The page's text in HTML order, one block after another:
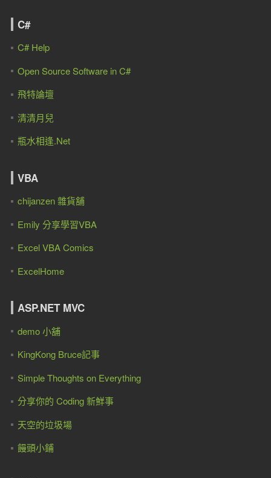
C#
C# Help
Open Source Software in C#
飛特論壇
清清月兒
瓶水相逢.Net
VBA
chijanzen 雜貨舖
Emily 分享學習VBA
Excel VBA Comics
ExcelHome
ASP.NET MVC
demo 小舖
KingKong Bruce記事
Simple Thoughts on Everything
分享你的 Coding 新鮮事
天空的垃圾場
饅頭小鋪